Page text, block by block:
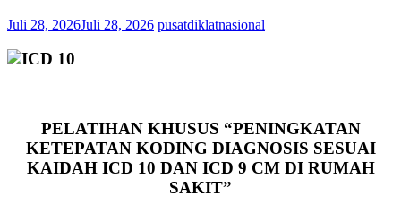
Juli 28, 2026Juli 28, 2026 pusatdiklatnasional
PELATIHAN KHUSUS “PENINGKATAN
KETEPATAN KODING DIAGNOSIS SESUAI
KAIDAH ICD 10 DAN ICD 9 CM DI RUMAH
SAKIT”